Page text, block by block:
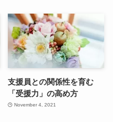
支援員との関係性を育む
「受援力」の高め方
November 4, 2021